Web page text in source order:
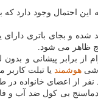
احتمال وجود دارد
شده و بجای باتری
ظاهر می شود.
از برابر پیشانی و
هوشمند یا تبلت
از اعضای خانواده